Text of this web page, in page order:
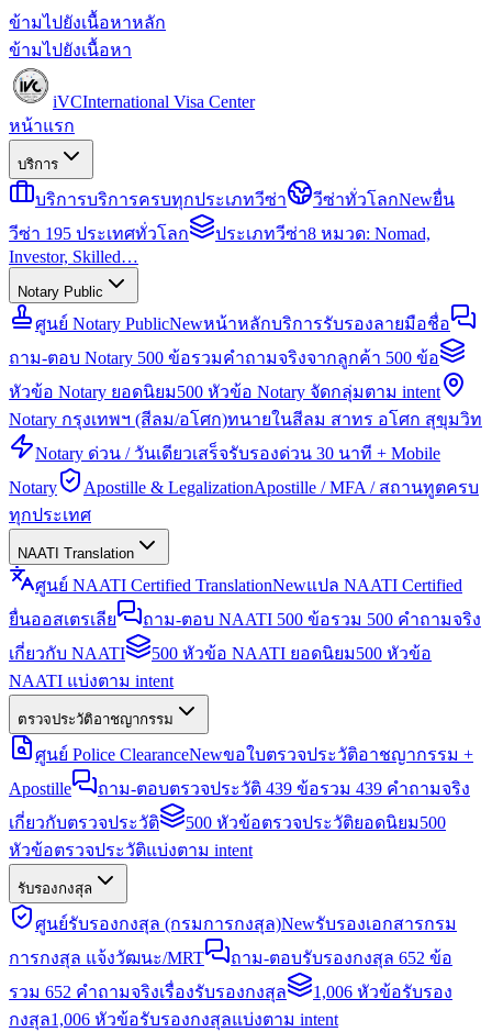
ข้ามไปยังเนื้อหาหลัก
ข้ามไปยังเนื้อหา
iVCInternational Visa Center
หน้าแรก
บริการ
บริการบริการครบทุกประเภทวีซ่า วีซ่าทั่วโลกNewยื่น
วีซ่า 195 ประเทศทั่วโลก
ประเภทวีซ่า8 หมวด: Nomad,
Investor, Skilled…
Notary Public
ศูนย์ Notary PublicNewหน้าหลักบริการรับรองลายมือชื่อ
ถาม-ตอบ Notary 500 ข้อรวมคำถามจริงจากลูกค้า 500 ข้อ
หัวข้อ Notary ยอดนิยม500 หัวข้อ Notary จัดกลุ่มตาม intent
Notary กรุงเทพฯ (สีลม/อโศก)ทนายในสีลม สาทร อโศก สุขุมวิท
Notary ด่วน / วันเดียวเสร็จรับรองด่วน 30 นาที + Mobile
Notary
Apostille & LegalizationApostille / MFA / สถานทูตครบ
ทุกประเทศ
NAATI Translation
ศูนย์ NAATI Certified TranslationNewแปล NAATI Certified
ยื่นออสเตรเลีย
ถาม-ตอบ NAATI 500 ข้อรวม 500 คำถามจริง
เกี่ยวกับ NAATI
500 หัวข้อ NAATI ยอดนิยม500 หัวข้อ
NAATI แบ่งตาม intent
ตรวจประวัติอาชญากรรม
ศูนย์ Police ClearanceNewขอใบตรวจประวัติอาชญากรรม +
Apostille
ถาม-ตอบตรวจประวัติ 439 ข้อรวม 439 คำถามจริง
เกี่ยวกับตรวจประวัติ
500 หัวข้อตรวจประวัติยอดนิยม500
หัวข้อตรวจประวัติแบ่งตาม intent
รับรองกงสุล
ศูนย์รับรองกงสุล (กรมการกงสุล)Newรับรองเอกสารกรม
การกงสุล แจ้งวัฒนะ/MRT
ถาม-ตอบรับรองกงสุล 652 ข้อ
รวม 652 คำถามจริงเรื่องรับรองกงสุล
1,006 หัวข้อรับรอง
กงสุล1,006 หัวข้อรับรองกงสุลแบ่งตาม intent